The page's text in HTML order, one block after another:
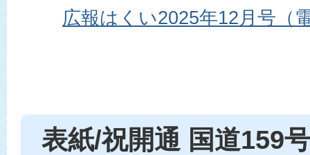
広報はくい2025年12月号（
表紙/祝開通 国道159